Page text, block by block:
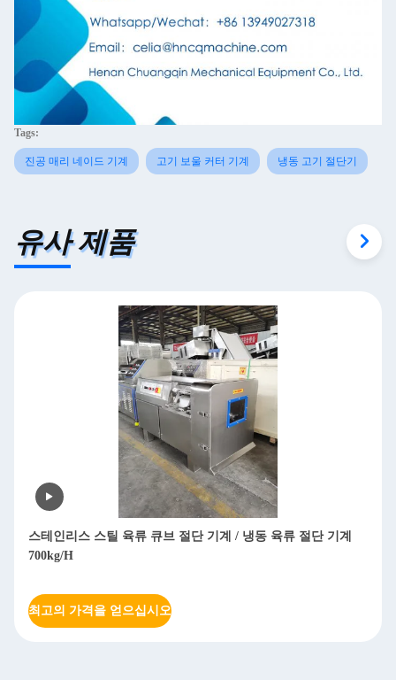
Tags:
진공 매리 네이드 기계 고기 보울 커터 기계 냉동 고기 절단기
유사 제품
스테인리스 스틸 육류 큐브 절단 기계 / 냉동 육류 절단 기계
700kg/H
최고의 가격을 얻으십시오